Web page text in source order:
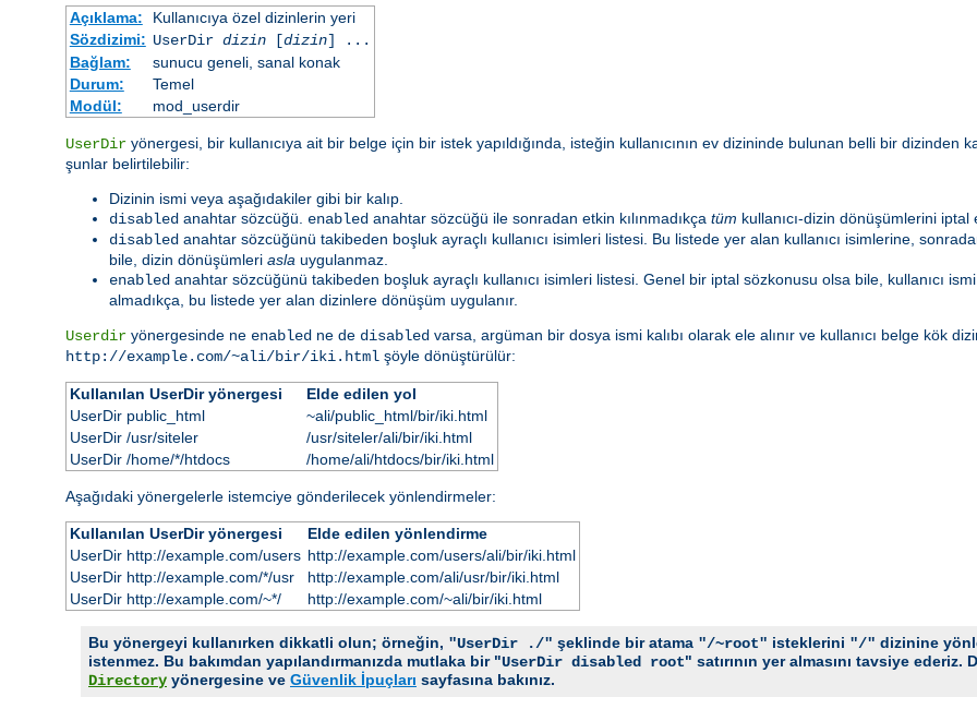
Açıklama:
Kullanıcıya özel dizinlerin yeri
Sözdizimi: UserDir dizin[dizin] ...
Bağlam:
sunucu geneli, sanal konak
Durum:
Temel
Modül:
mod_userdir
UserDir yönergesi, bir kullanıcıya ait bir belge için bir istek yapıldığında, isteğin kullanıcının ev dizininde bulunan belli bir dizinden
şunlar belirtilebilir:
Dizinin ismi veya aşağıdakiler gibi bir kalıp.
disabled anahtar sözcüğü. enabled anahtar sözcüğü ile sonradan etkin kılınmadıkça tüm kullanıcı-dizin dönüşümlerini iptal
disabled anahtar sözcüğünü takibeden boşluk ayraçlı kullanıcı isimleri listesi. Bu listede yer alan kullanıcı isimlerine,
bile, dizin dönüşümleri asla uygulanmaz.
enabled anahtar sözcüğünü takibeden boşluk ayraçlı kullanıcı isimleri listesi. Genel bir iptal sözkonusu olsa bile, kullanıcı
almadıkça, bu listede yer alan dizinlere dönüşüm uygulanır.
Userdir yönergesinde ne enabled ne de disabled varsa, argüman bir dosya ismi kalıbı olarak ele alınır ve kullanıcı belge kök
http://example.com/~ali/bir/iki.html şöyle dönüştürülür:
Kullanılan UserDir yönergesi
Elde edilen yol
UserDir public_html
~ali/public_html/bir/iki.html
UserDir /usr/siteler
/usr/siteler/ali/bir/iki.html
UserDir /home/*/htdocs
/home/ali/htdocs/bir/iki.html
Aşağıdaki yönergelerle istemciye gönderilecek yönlendirmeler:
Kullanılan UserDir yönergesi
Elde edilen yönlendirme
UserDir http://example.com/users http://example.com/users/ali/bir/iki.html
UserDir http://example.com/*/usr
http://example.com/ali/usr/bir/iki.html
UserDir http://example.com/~*/
http://example.com/~ali/bir/iki.html
Bu yönergeyi kullanırken dikkatli olun; örneğin, "UserDir ./" şeklinde bir atama "/~root" isteklerini "/" dizinine
istenmez. Bu bakımdan yapılandırmanızda mutlaka bir "UserDir disabled root" satırının yer almasını tavsiye
Directory yönergesine ve Güvenlik İpuçları sayfasına bakınız.